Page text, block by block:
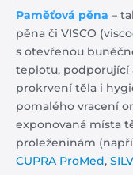
Paměťová pěna –
pěna či VISCO
s otevřenou
teplotu, podporující
prokrvení těla i
pomalého vracení
exponovaná místa
proleženinám
CUPRA ProMed,